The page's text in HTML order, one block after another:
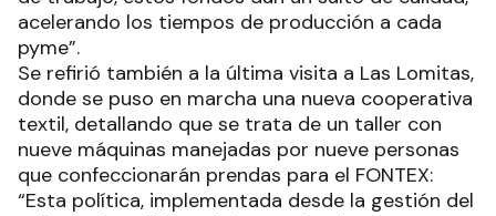
acelerando los tiempos de producción a cada
pyme”.
Se refirió también a la última visita a Las Lomitas,
donde se puso en marcha una nueva cooperativa
textil, detallando que se trata de un taller con
nueve máquinas manejadas por nueve personas
que confeccionarán prendas para el FONTEX:
“Esta política, implementada desde la gestión del